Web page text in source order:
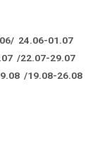
24.06-01.07
/22.07-29.07
/19.08-26.08